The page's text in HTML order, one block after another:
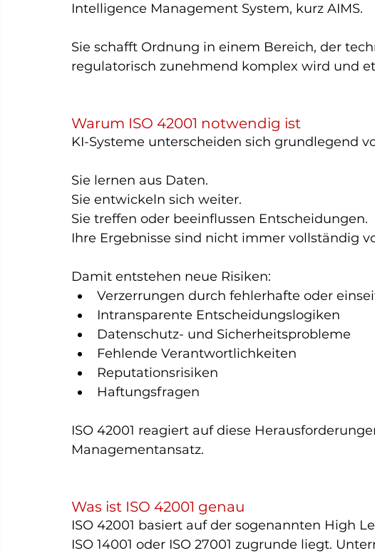
Intelligence Management System, kurz AIMS.
Sie schafft Ordnung in einem Bereich, der
regulatorisch zunehmend komplex wird und
Warum ISO 42001 notwendig ist
KI-Systeme unterscheiden sich grundlegend
Sie lernen aus Daten.
Sie entwickeln sich weiter.
Sie treffen oder beeinflussen Entscheidungen.
Ihre Ergebnisse sind nicht immer vollständig
Damit entstehen neue Risiken:
Verzerrungen durch fehlerhafte oder
Intransparente Entscheidungslogiken
Datenschutz- und Sicherheitsprobleme
Fehlende Verantwortlichkeiten
Reputationsrisiken
Haftungsfragen
ISO 42001 reagiert auf diese
Managementansatz.
Was ist ISO 42001 genau
ISO 42001 basiert auf der sogenannten High
ISO 14001 oder ISO 27001 zugrunde liegt.